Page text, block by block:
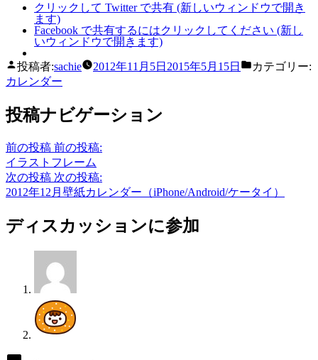
クリックして Twitter で共有 (新しいウィンドウで開き
ます)
Facebook で共有するにはクリックしてください (新し
いウィンドウで開きます)
投稿者:sachie 2012年11月5日 2015年5月15日
カテゴリー:
カレンダー
投稿ナビゲーション
前の投稿 前の投稿:
イラストフレーム
次の投稿 次の投稿:
2012年12月壁紙カレンダー（iPhone/Android/ケータイ）
ディスカッションに参加